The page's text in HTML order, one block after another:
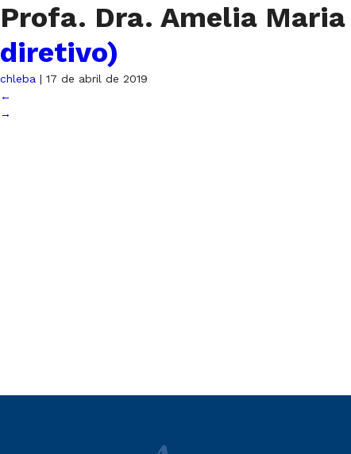
Profa. Dra. Amelia
diretivo)
chleba | 17 de abril de 2019
←
→